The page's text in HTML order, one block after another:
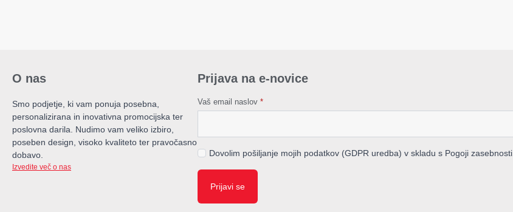
O nas
Smo podjetje, ki vam ponuja posebna,
personalizirana in inovativna promocijska ter
poslovna darila. Nudimo vam veliko izbiro,
poseben design, visoko kvaliteto ter pravočasno
dobavo.
Izvedite več o nas
Prijava na e-novice
Vaš email naslov *
Dovolim pošiljanje mojih podatkov (GDPR uredba) v skladu s Pogoji zasebnosti.
Prijavi se